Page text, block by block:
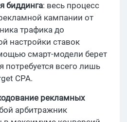
биддинга: весь процесс
кампании от
трафика до
настройки ставок
смарт-модели берет
потребуется всего лишь
CPA.
рекламных
арбитражник